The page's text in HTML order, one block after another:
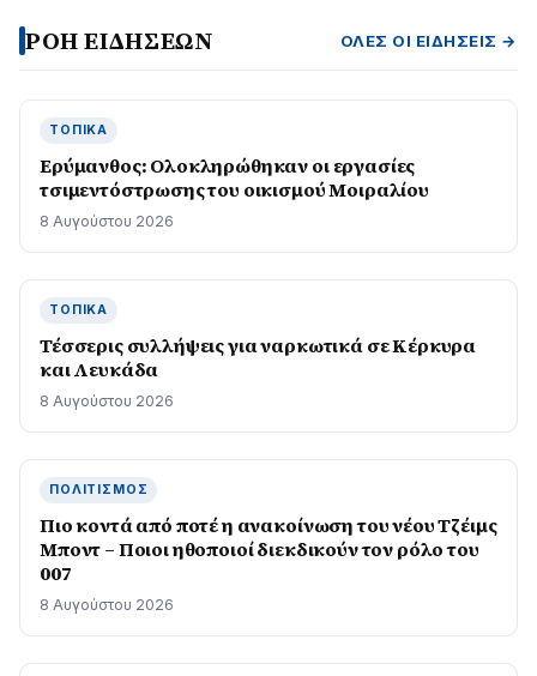
ΡΟΗ ΕΙΔΗΣΕΩΝ ΌΛΕΣ ΟΙ ΕΙΔΉΣΕΙΣ →
ΤΟΠΙΚΆ
Ερύμανθος: Ολοκληρώθηκαν οι εργασίες
τσιμεντόστρωσης του οικισμού Μοιραλίου
8 Αυγούστου 2026
ΤΟΠΙΚΆ
Τέσσερις συλλήψεις για ναρκωτικά σε Κέρκυρα
και Λευκάδα
8 Αυγούστου 2026
ΠΟΛΙΤΙΣΜΌΣ
Πιο κοντά από ποτέ η ανακοίνωση του νέου Τζέιμς
Μποντ – Ποιοι ηθοποιοί διεκδικούν τον ρόλο του
007
8 Αυγούστου 2026